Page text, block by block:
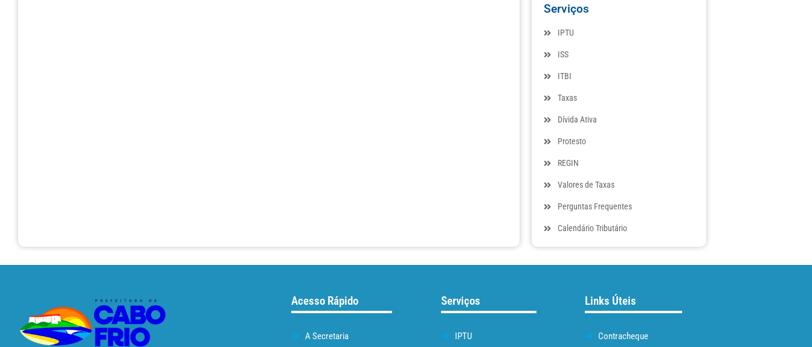
Serviços
IPTU
ISS
ITBI
Taxas
Dívida Ativa
Protesto
REGIN
Valores de Taxas
Perguntas Frequentes
Calendário Tributário
Acesso Rápido
A Secretaria
Serviços
IPTU
Links Úteis
Contracheque